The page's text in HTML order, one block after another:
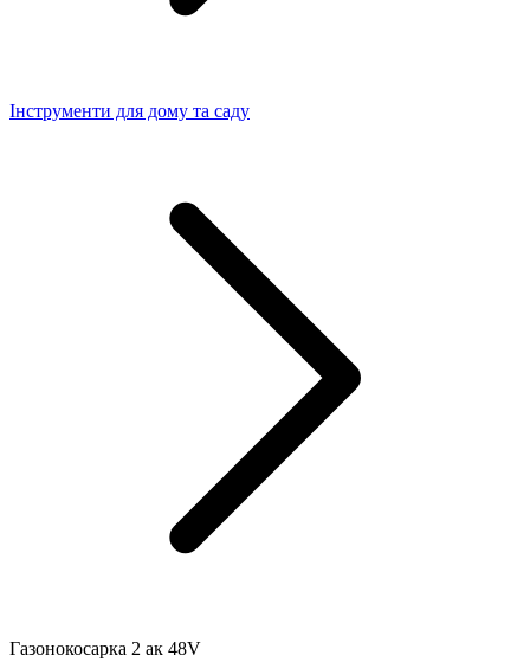
Інструменти для дому та саду
Газонокосарка 2 ак 48V